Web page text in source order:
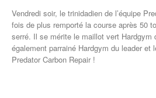
Vendredi soir, le trinidadien de l’équipe
fois de plus remporté la course après 50
serré. Il se mérite le maillot vert Hardgym
également parrainé Hardgym du leader et
Predator Carbon Repair !